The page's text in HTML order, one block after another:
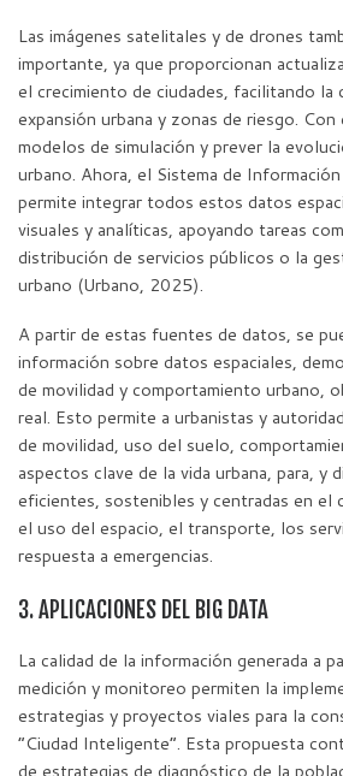
Las imágenes satelitales y de drones
importante, ya que proporcionan
el crecimiento de ciudades, facilitando la
expansión urbana y zonas de riesgo.
modelos de simulación y prever la
urbano. Ahora, el Sistema de
permite integrar todos estos datos
visuales y analíticas, apoyando tareas
distribución de servicios públicos o la
urbano (Urbano, 2025).
A partir de estas fuentes de datos, se
información sobre datos espaciales,
de movilidad y comportamiento urbano,
real. Esto permite a urbanistas y
de movilidad, uso del suelo,
aspectos clave de la vida urbana, para, y
eficientes, sostenibles y centradas en el
el uso del espacio, el transporte, los
respuesta a emergencias.
3. APLICACIONES DEL BIG DATA
La calidad de la información generada a
medición y monitoreo permiten la
estrategias y proyectos viales para la
“Ciudad Inteligente”. Esta propuesta
de estrategias de diagnóstico de la